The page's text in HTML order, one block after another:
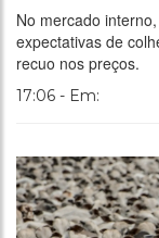
No mercado
expectativas de
recuo nos preços.
17:06 - Em: